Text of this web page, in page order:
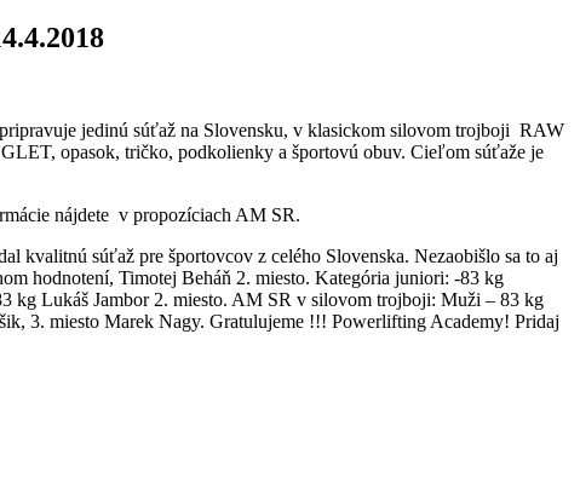
jedinú súťaž na Slovensku, v klasickom silovom trojboji RAW
opasok, tričko, podkolienky a športovú obuv. Cieľom súťaže je
nájdete v propozíciach AM SR.
kvalitnú súťaž pre športovcov z celého Slovenska. Nezaobišlo sa to aj
hodnotení, Timotej Beháň 2. miesto. Kategória juniori: -83 kg
kg Lukáš Jambor 2. miesto. AM SR v silovom trojboji: Muži – 83 kg
3. miesto Marek Nagy. Gratulujeme !!! Powerlifting Academy! Pridaj